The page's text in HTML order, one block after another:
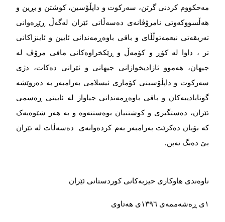
مەحکووم کردنی گرتن، سەرکوت و داپڵۆسین، کوشتن و بڕین و
هەڵسووکەوتی نامرۆڤانەی دەسەڵاتی ئێران لەگەڵ ڕێڕەوانی
تەریقەتی نیعمەتوڵڵای و باقی باوەڕمەندانی ئایین و ئاینزاکانی
تر ، داوا لە کۆڕ و کۆمەڵ و ڕێکخراوەکانی مافی مرۆڤ لە
جیهان، هەموو ئازادیخوازانی جیهانی و ئێرانی دەکات، دژی
سەرکوت و داپڵۆسینی کۆماری ئیسلامی بەرامبەر بە دەروێشە
گونابادییەکان و باقی باوەڕمەندانی جیاواز لە ئایینی ڕەسمی
ئێران، دەستگیری و کوشتنیان بوەستنەوە و بە هەر شێوەیەک
کە بۆیان دەکرێت بەرامبەر بەم کردەوانەی دەسەڵات لە ئێران
بێ‌ دەنگ نەبن.
ناوەندی هاوکاری حیزبەکانی کوردستانی ئێران
١ی ڕەشەممەی ١٣٩٦ی هەتاوی